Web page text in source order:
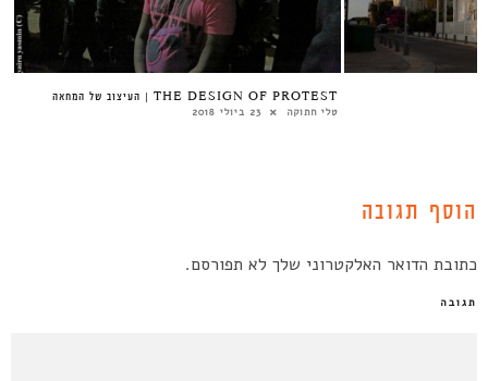
THE DESIGN OF PROTEST | העיצוב של המחאה
טלי חתוקה 23 ביולי 2018
הוסף תגובה
כתובת הדואר האלקטרוני שלך לא תפורסם.
תגובה